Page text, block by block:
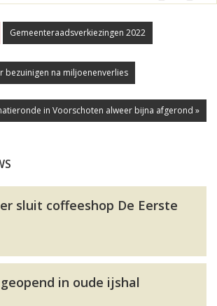
Gemeenteraadsverkiezingen 2022
bezuinigen na miljoenenverlies
in Voorschoten alweer bijna afgerond »
sluit coffeeshop De Eerste
in oude ijshal